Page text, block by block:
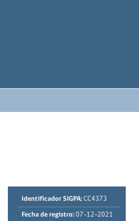
Identificador SIGPA: CC4373
Fecha de registro: 07-12-2021